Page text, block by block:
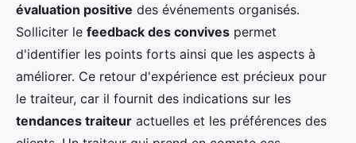
évaluation positive des événements organisés.
Solliciter le feedback des convives permet
d'identifier les points forts ainsi que les aspects à
améliorer. Ce retour d'expérience est précieux pour
le traiteur, car il fournit des indications sur les
tendances traiteur actuelles et les préférences des